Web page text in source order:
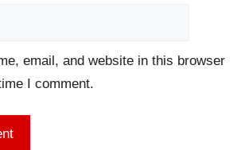
email, and website in this browser
I comment.